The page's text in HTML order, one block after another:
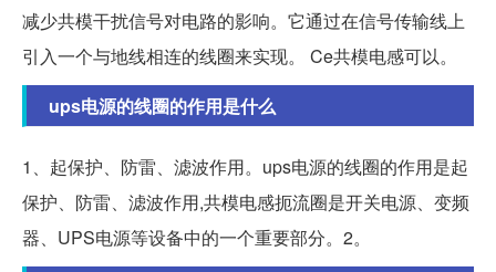
减少共模干扰信号对电路的影响。它通过在信号传输线上
引入一个与地线相连的线圈来实现。 Ce共模电感可以。
ups电源的线圈的作用是什么
1、起保护、防雷、滤波作用。ups电源的线圈的作用是起
保护、防雷、滤波作用,共模电感扼流圈是开关电源、变频
器、UPS电源等设备中的一个重要部分。2。